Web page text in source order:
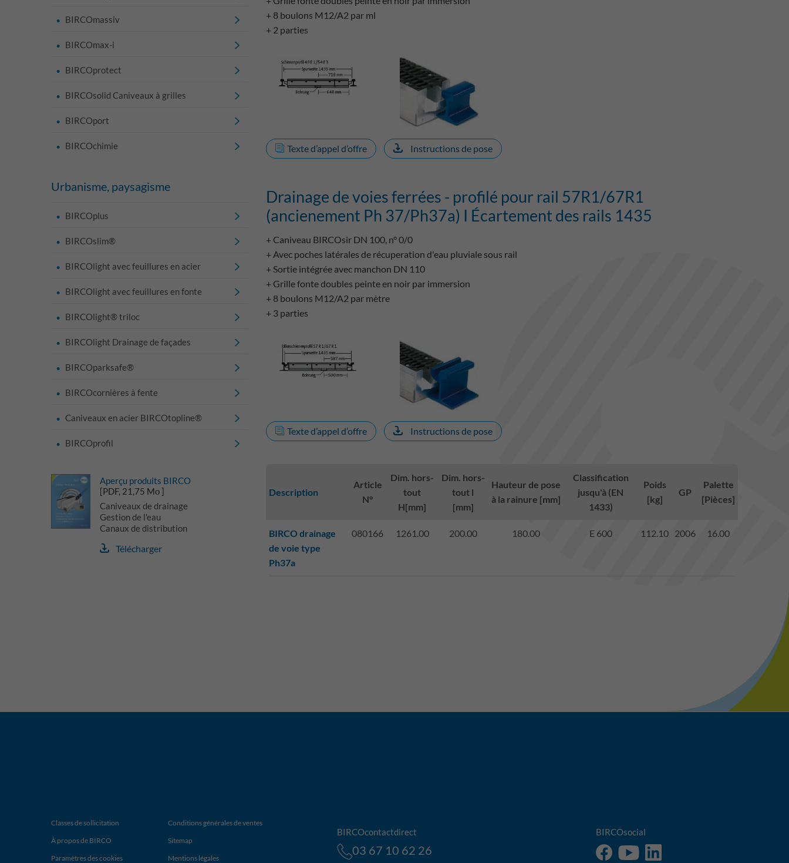
BIRCOmassiv
BIRCOmax-i
BIRCOprotect
BIRCOsolid Caniveaux à grilles
BIRCOport
BIRCOchimie
Urbanisme, paysagisme
BIRCOplus
BIRCOslim®
BIRCOlight avec feuillures en acier
BIRCOlight avec feuillures en fonte
BIRCOlight® triloc
BIRCOlight Drainage de façades
BIRCOparksafe®
BIRCOcornières à fente
Caniveaux en acier BIRCOtopline®
BIRCOprofil
+ 8 boulons M12/A2 par ml
+ 2 parties
Texte d’appel d’offre Instructions de pose
Drainage de voies ferrées - profilé pour rail 57R1/67R1
(ancienement Ph 37/Ph37a) I Écartement des rails 1435
+ Caniveau BIRCOsir DN 100, n° 0/0
+ Avec poches latérales de récuperation d'eau pluviale sous rail
+ Sortie intégrée avec manchon DN 110
+ Grille fonte doubles peinte en noir par immersion
+ 8 boulons M12/A2 par mètre
+ 3 parties
Texte d’appel d’offre Instructions de pose
Description
Article
N°
Dim. hors-
tout
H[mm]
Dim. hors-
tout l
[mm]
Hauteur de pose
à la rainure [mm]
Classification
jusqu'à (EN
1433)
Poids
[kg]
GP
Palette
[Pièces]
BIRCO drainage
de voie type
Ph37a
080166 1261.00 200.00 180.00 E 600 112.10 2006 16.00
Aperçu produits BIRCO
[PDF, 21,75 Mo ]
Caniveaux de drainage
Gestion de l'eau
Canaux de distribution
Télécharger
BIRCOcontactdirect
03 67 10 62 26
BIRCOsocial
Classes de sollicitation
À propos de BIRCO
Paramètres des cookies
Conditions générales de ventes
Sitemap
Mentions légales